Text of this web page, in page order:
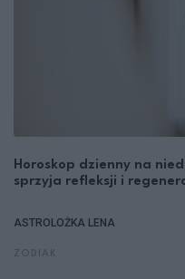
Horoskop dzienny na
sprzyja refleksji i
ASTROLOŻKA LENA